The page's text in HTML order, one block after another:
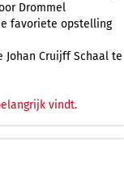
Drommel
favoriete opstelling
Johan Cruijff Schaal te
vindt.